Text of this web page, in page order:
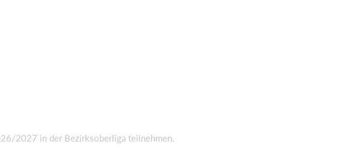
2027 in der Bezirksoberliga teilnehmen.